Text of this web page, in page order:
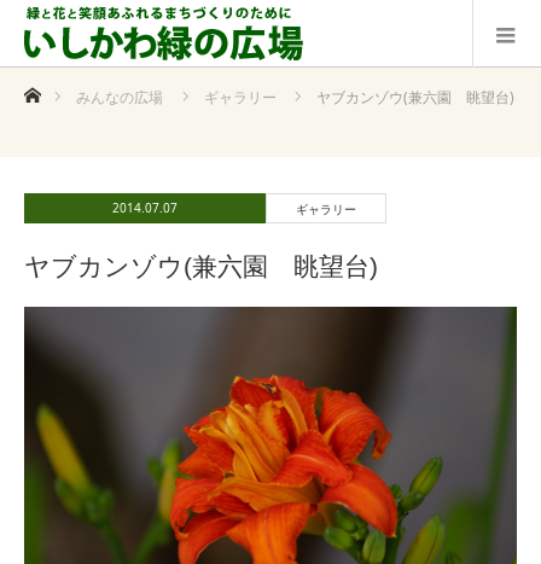
ホームみんなの広場 ギャラリー ヤブカンゾウ(兼六園 眺望台)
2014.07.07 ギャラリー
ヤブカンゾウ(兼六園 眺望台)